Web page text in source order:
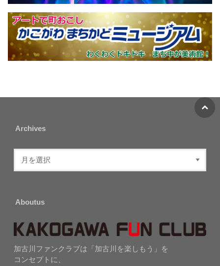
Archives
Aboutus
加古川ファンクラブは「加古川を楽しもう」を
コンセプトに、